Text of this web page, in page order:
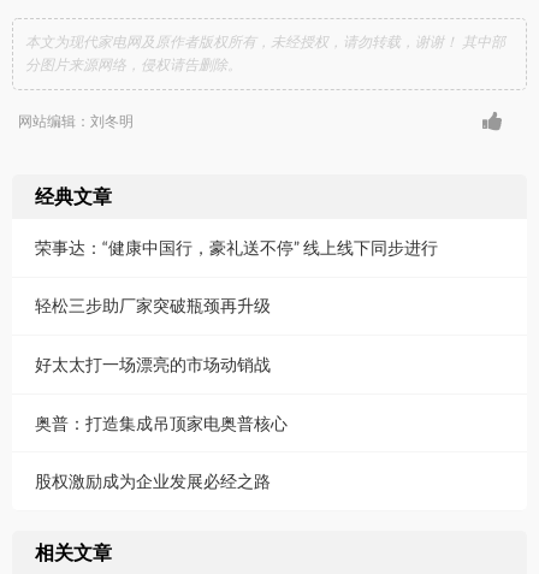
本文为现代家电网及原作者版权所有，未经授权，请勿转载，谢谢！ 其中部
分图片来源网络，侵权请告删除。
网站编辑：刘冬明
经典文章
荣事达：“健康中国行，豪礼送不停” 线上线下同步进行
轻松三步助厂家突破瓶颈再升级
好太太打一场漂亮的市场动销战
奥普：打造集成吊顶家电奥普核心
股权激励成为企业发展必经之路
相关文章